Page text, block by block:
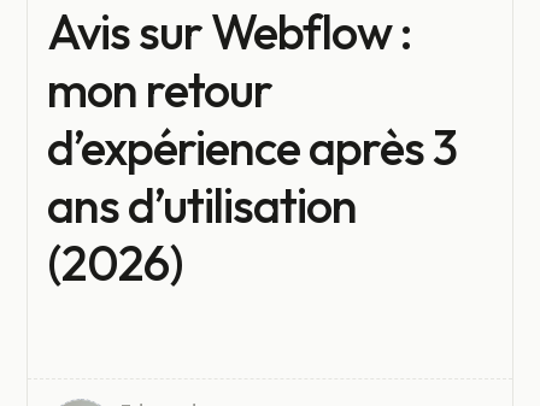
Avis sur Webflow :
mon retour
d’expérience après 3
ans d’utilisation
(2026)